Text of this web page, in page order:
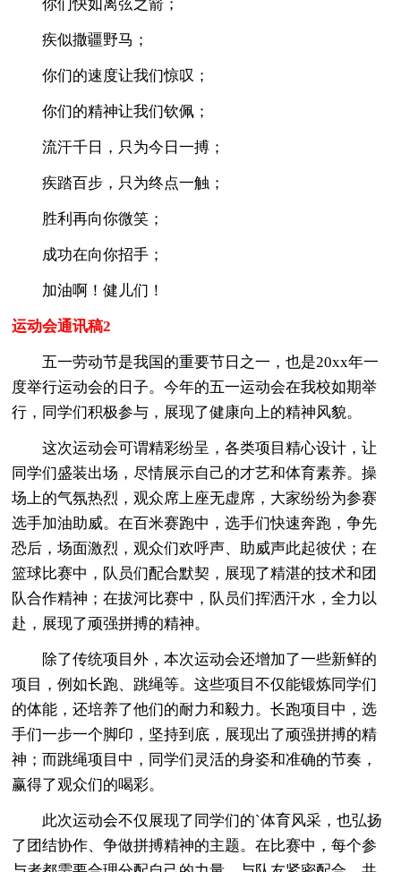
你们快如离弦之箭；
疾似撒疆野马；
你们的速度让我们惊叹；
你们的精神让我们钦佩；
流汗千日，只为今日一搏；
疾踏百步，只为终点一触；
胜利再向你微笑；
成功在向你招手；
加油啊！健儿们！
运动会通讯稿2
五一劳动节是我国的重要节日之一，也是20xx年一
度举行运动会的日子。今年的五一运动会在我校如期举
行，同学们积极参与，展现了健康向上的精神风貌。
这次运动会可谓精彩纷呈，各类项目精心设计，让
同学们盛装出场，尽情展示自己的才艺和体育素养。操
场上的气氛热烈，观众席上座无虚席，大家纷纷为参赛
选手加油助威。在百米赛跑中，选手们快速奔跑，争先
恐后，场面激烈，观众们欢呼声、助威声此起彼伏；在
篮球比赛中，队员们配合默契，展现了精湛的技术和团
队合作精神；在拔河比赛中，队员们挥洒汗水，全力以
赴，展现了顽强拼搏的精神。
除了传统项目外，本次运动会还增加了一些新鲜的
项目，例如长跑、跳绳等。这些项目不仅能锻炼同学们
的体能，还培养了他们的耐力和毅力。长跑项目中，选
手们一步一个脚印，坚持到底，展现出了顽强拼搏的精
神；而跳绳项目中，同学们灵活的身姿和准确的节奏，
赢得了观众们的喝彩。
此次运动会不仅展现了同学们的`体育风采，也弘扬
了团结协作、争做拼搏精神的主题。在比赛中，每个参